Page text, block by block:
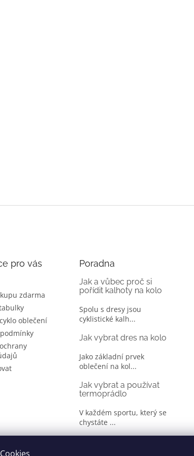
pro vás
zdarma
oblečení
Poradna
Jak a vůbec proč si
pořídit kalhoty na kolo
Spolu s dresy jsou
cyklistické kalh...
Jak vybrat dres na kolo
Jako základní prvek
oblečení na kol...
Jak vybrat a používat
termoprádlo
V každém sportu, který se
chystáte ...